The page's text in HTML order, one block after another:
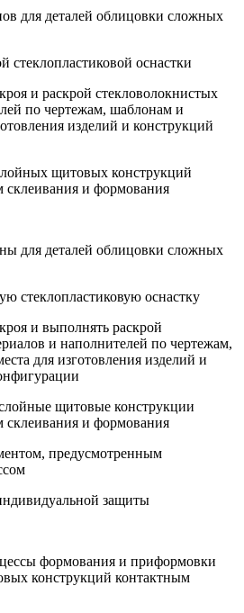
для деталей облицовки сложных
стеклопластиковой оснастки
и раскрой стекловолокнистых
по чертежам, шаблонам и
изделий и конструкций
щитовых конструкций
и формования
для деталей облицовки сложных
стеклопластиковую оснастку
и выполнять раскрой
и наполнителей по чертежам,
для изготовления изделий и
щитовые конструкции
и формования
предусмотренным
защиты
формования и приформовки
конструкций контактным